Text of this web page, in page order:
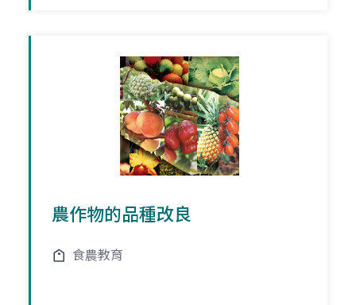
農作物的品種改良
食農教育